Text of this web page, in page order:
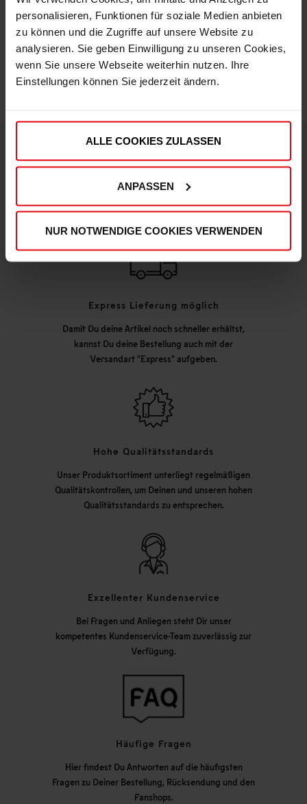
personalisieren, Funktionen für soziale Medien anbieten
zu können und die Zugriffe auf unsere Website zu
analysieren. Sie geben Einwilligung zu unseren Cookies,
wenn Sie unsere Webseite weiterhin nutzen. Ihre
Einstellungen können Sie jederzeit ändern.
ALLE COOKIES ZULASSEN
ANPASSEN
NUR NOTWENDIGE COOKIES VERWENDEN
Express Lieferung möglich
Damit Du deine Artikel noch schneller erhältst,
kannst Du deine Bestellung auch mit der
Versandart "Express" aufgeben.
Hohe Qualitätsstandards
Unser Produktsortiment unterliegt regelmäßigen
Qualitätskontrollen, um Deinen und unseren hohen
Qualitätsstandards zu entsprechen.
Exzellenter Kundenservice
Bei Fragen und Anliegen steht Dir unser
kompetentes Kundenservice-Team zuverlässig zur
Verfügung.
Häufige Fragen
Hier findest Du Antworten auf die häufigsten
Fragen zu Deiner Bestellung, Rücksendung und den
Fanshops.